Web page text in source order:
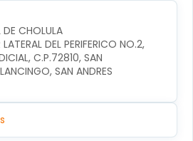
DE CHOLULA
DEL PERIFERICO NO.2,
C.P.72810, SAN
SAN ANDRES